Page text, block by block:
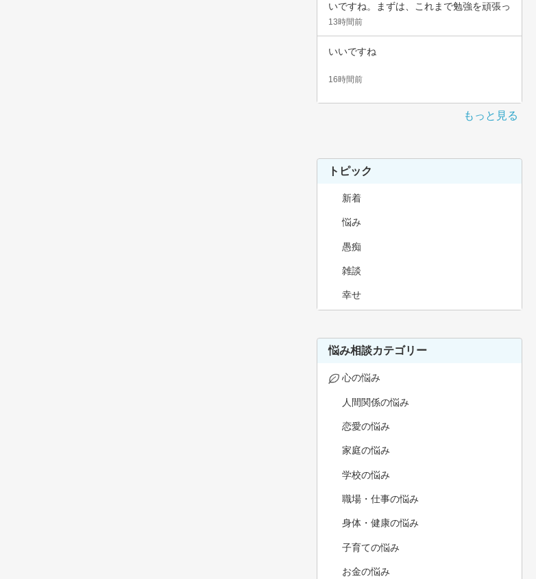
いですね。まずは、これまで勉強を頑張っ
てこられ…
13時間前
いいですね
16時間前
もっと見る
トピック
新着
悩み
愚痴
雑談
幸せ
悩み相談カテゴリー
心の悩み
人間関係の悩み
恋愛の悩み
家庭の悩み
学校の悩み
職場・仕事の悩み
身体・健康の悩み
子育ての悩み
お金の悩み